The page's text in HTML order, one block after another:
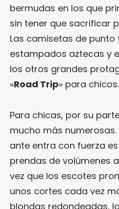
bermudas en los que
sin tener que sacrificar
Las camisetas de punto
estampados aztecas y
los otros grandes
«Road Trip» para chicos.
Para chicas, por su
mucho más numerosas.
ante entra con fuerza
prendas de volúmenes
vez que los escotes
unos cortes cada vez
blondas redondeadas,